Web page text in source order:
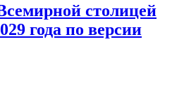
столицей
года по версии